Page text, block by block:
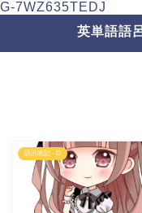
G-7WZ635TEDJ
英単語語
語呂暗記 - D